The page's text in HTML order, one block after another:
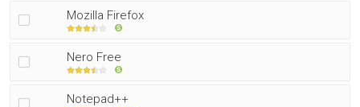
Mozilla Firefox
Nero Free
Notepad++